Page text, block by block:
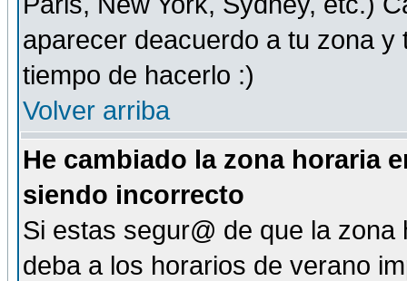
aparecer deacuerdo a tu zona
tiempo de hacerlo :)
Volver arriba
He cambiado la zona horaria
siendo incorrecto
Si estas segur@ de que la
deba a los horarios de verano